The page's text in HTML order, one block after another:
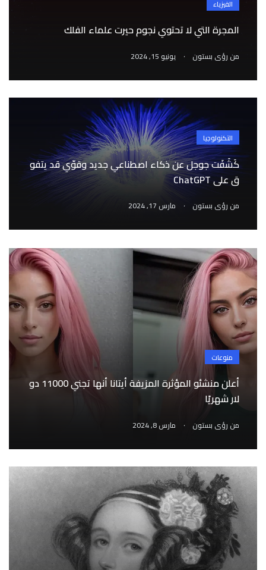
الفيزياء
المجرة التي لا تحتوي نجوم حيرت علماء الفلك
من رؤى بستون . يونيو 15, 2024
التكنولوجيا
كَشَفَت جوجل عن ذكاء اصطناعي جديد وقوّي قد يتفو
ق على ChatGPT
من رؤى بستون . مارس 17, 2024
منوعات
أعلن منشئو المؤثرة المزيفة أيتانا أنها تجني 11000 دو
لار شهريًا
من رؤى بستون . مارس 8, 2024